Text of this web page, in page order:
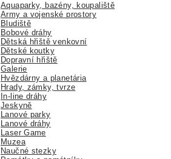
Aquaparky, bazény, koupaliště
Army a vojenské prostory
Bludiště
Bobové dráhy
Dětská hřiště venkovní
Dětské koutky
Dopravní hřiště
Galerie
Hvězdárny a planetária
Hrady, zámky, tvrze
In-line dráhy
Jeskyně
Lanové parky
Lanové dráhy
Laser Game
Muzea
Naučné stezky